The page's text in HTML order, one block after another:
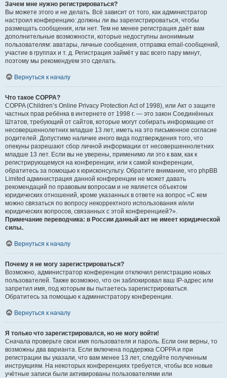
Зачем мне нужно регистрироваться?
Вы можете этого и не делать. Всё зависит от того, как администратор
настроил конференцию: должны ли вы зарегистрироваться, чтобы
размещать сообщения, или нет. Тем не менее регистрация даёт вам
дополнительные возможности, которые недоступны анонимным
пользователям: аватары, личные сообщения, отправка email-сообщений,
участие в группах и т. д. Регистрация займёт у вас всего пару минут,
поэтому мы рекомендуем это сделать.
Вернуться к началу
Что такое COPPA?
COPPA (Children’s Online Privacy Protection Act of 1998), или Акт о защите
частных прав ребёнка в интернете от 1998 г. — это закон Соединённых
Штатов, требующий от сайтов, которые могут собирать информацию от
несовершеннолетних младше 13 лет, иметь на это письменное согласие
родителей. Допустимо наличие иного вида подтверждения того, что
опекуны разрешают сбор личной информации от несовершеннолетних
младше 13 лет. Если вы не уверены, применимо ли это к вам, как к
регистрирующемуся на конференции, или к самой конференции,
обратитесь за помощью к юрисконсульту. Обратите внимание, что phpBB
Limited администрация данной конференции не может давать
рекомендаций по правовым вопросам и не является объектом
юридических отношений, кроме указанных в ответе на вопрос «С кем
можно связаться по вопросу некорректного использования и/или
юридических вопросов, связанных с этой конференцией?».
Примечание переводчика: в России данный акт не имеет юридической
силы..
Вернуться к началу
Почему я не могу зарегистрироваться?
Возможно, администратор конференции отключил регистрацию новых
пользователей. Также возможно, что он заблокировал ваш IP-адрес или
запретил имя, под которым вы пытаетесь зарегистрироваться.
Обратитесь за помощью к администратору конференции.
Вернуться к началу
Я только что зарегистрировался, но не могу войти!
Сначала проверьте свои имя пользователя и пароль. Если они верны, то
возможны два варианта. Если включена поддержка COPPA и при
регистрации вы указали, что вам менее 13 лет, следуйте полученным
инструкциям. На некоторых конференциях требуется, чтобы все новые
учётные записи были активированы пользователями или